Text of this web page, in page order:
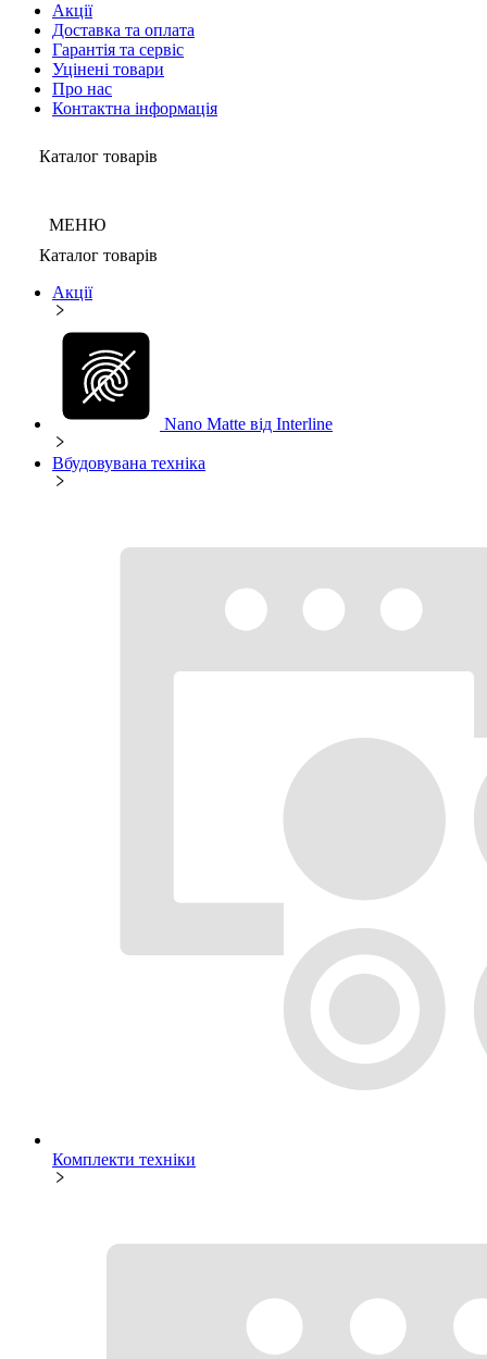
Акції
Доставка та оплата
Гарантія та сервіс
Уцінені товари
Про нас
Контактна інформація
Каталог товарів
МЕНЮ
Каталог товарів
Акції
Nano Matte від Interline
Вбудовувана техніка
Комплекти техніки